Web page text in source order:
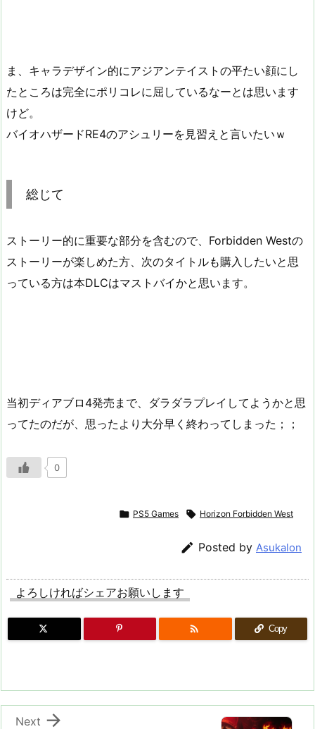
ま、キャラデザイン的にアジアンテイストの平たい顔にし
たところは完全にポリコレに屈しているなーとは思います
けど。
バイオハザードRE4のアシュリーを見習えと言いたいｗ
総じて
ストーリー的に重要な部分を含むので、Forbidden Westの
ストーリーが楽しめた方、次のタイトルも購入したいと思
っている方は本DLCはマストバイかと思います。
当初ディアブロ4発売まで、ダラダラプレイしてようかと思
ってたのだが、思ったより大分早く終わってしまった；；
0
 PS5 Games  Horizon Forbidden West
 Posted by Asukalon
よろしければシェアお願いします
 Copy

Next